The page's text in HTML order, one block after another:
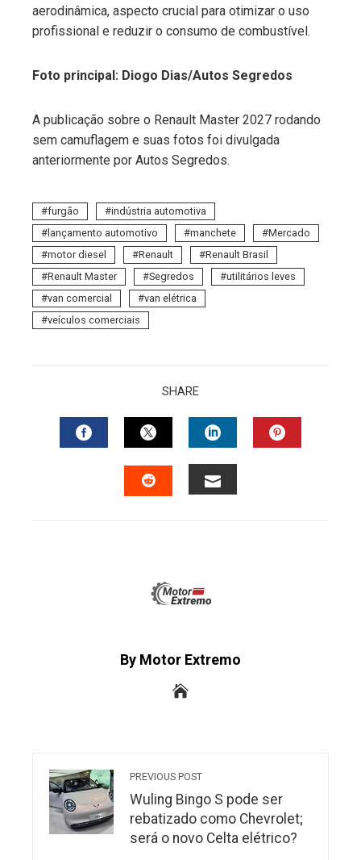
aerodinâmica, aspecto crucial para otimizar o uso
profissional e reduzir o consumo de combustível.
Foto principal: Diogo Dias/Autos Segredos
A publicação sobre o Renault Master 2027 rodando
sem camuflagem e suas fotos foi divulgada
anteriormente por Autos Segredos.
furgão
indústria automotiva
lançamento automotivo
manchete
Mercado
motor diesel
Renault
Renault Brasil
Renault Master
Segredos
utilitários leves
van comercial
van elétrica
veículos comerciais
SHARE
FACEBOOKTWITTERLINKEDIN
By Motor Extremo
PREVIOUS POST
Wuling Bingo S pode ser
rebatizado como Chevrolet;
será o novo Celta elétrico?